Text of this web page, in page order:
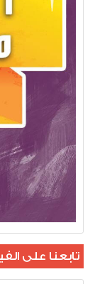
تابعنا على